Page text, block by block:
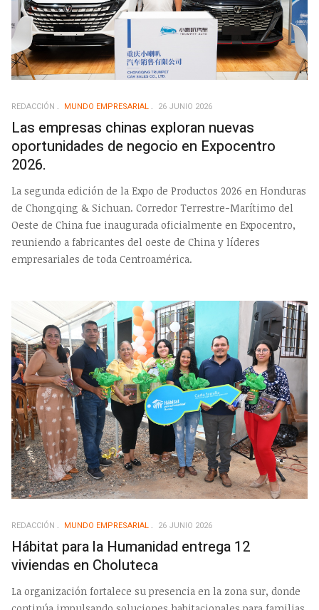
REDACCIÓN MUNDO EMPRESARIAL 26 JUNIO 2026
Las empresas chinas exploran nuevas
oportunidades de negocio en Expocentro
2026.
La segunda edición de la Expo de Productos 2026 en Honduras
de Chongqing & Sichuan. Corredor Terrestre-Marítimo del
Oeste de China fue inaugurada oficialmente en Expocentro,
reuniendo a fabricantes del oeste de China y líderes
empresariales de toda Centroamérica.
REDACCIÓN MUNDO EMPRESARIAL 26 JUNIO 2026
Hábitat para la Humanidad entrega 12
viviendas en Choluteca
La organización fortalece su presencia en la zona sur, donde